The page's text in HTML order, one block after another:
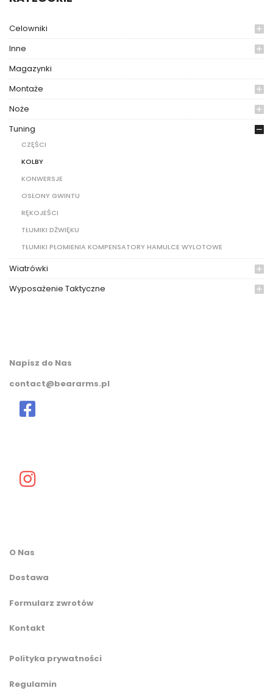
Celowniki
Inne
Magazynki
Montaże
Noże
Tuning
CZĘŚCI
KOLBY
KONWERSJE
OSŁONY GWINTU
RĘKOJEŚCI
TŁUMIKI DŻWIĘKU
TŁUMIKI PŁOMIENIA KOMPENSATORY HAMULCE WYLOTOWE
Wiatrówki
Wyposażenie Taktyczne
Napisz do Nas
contact@beararms.pl
O Nas
Dostawa
Formularz zwrotów
Kontakt
Polityka prywatności
Regulamin